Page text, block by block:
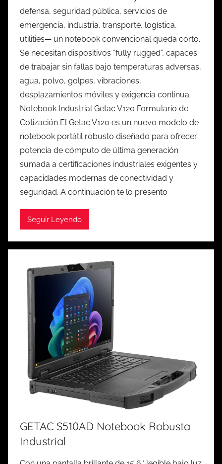
defensa, seguridad pública, servicios de
emergencia, industria, transporte, logística,
utilities— un notebook convencional queda corto.
Se necesitan dispositivos “fully rugged”, capaces
de trabajar sin fallas bajo temperaturas adversas,
agua, polvo, golpes, vibraciones,
desplazamientos móviles y exigencia continua.
Notebook Industrial Getac V120 Formulario de
Cotización El Getac V120 es un nuevo modelo de
notebook portátil robusto diseñado para ofrecer
potencia de cómputo de última generación
sumada a certificaciones industriales exigentes y
capacidades modernas de conectividad y
seguridad. A continuación te lo presento
Seguir Leyendo
GETAC S510AD Notebook Robusta
Industrial